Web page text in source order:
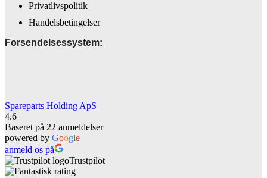
Privatlivspolitik
Handelsbetingelser
Forsendelsessystem:
Spareparts Holding ApS
4.6
Baseret på 22 anmeldelser
powered by Google
anmeld os på
Trustpilot